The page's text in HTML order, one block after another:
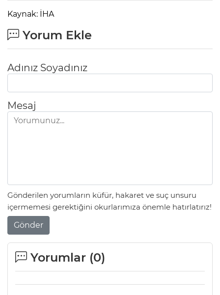
Kaynak: İHA
Yorum Ekle
Adınız Soyadınız
Mesaj
Gönderilen yorumların küfür, hakaret ve suç unsuru
içermemesi gerektiğini okurlarımıza önemle hatırlatırız!
Gönder
Yorumlar (0)